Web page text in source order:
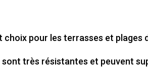
pour les terrasses et plages
sont très résistantes et peuvent